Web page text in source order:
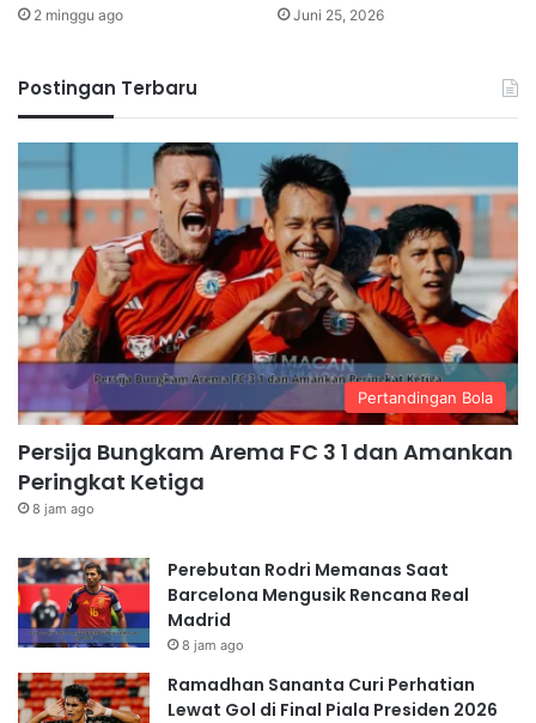
2 minggu ago Juni 25, 2026
Postingan Terbaru
Pertandingan Bola
Persija Bungkam Arema FC 3 1 dan Amankan
Peringkat Ketiga
8 jam ago
Perebutan Rodri Memanas Saat
Barcelona Mengusik Rencana Real
Madrid
8 jam ago
Ramadhan Sananta Curi Perhatian
Lewat Gol di Final Piala Presiden 2026